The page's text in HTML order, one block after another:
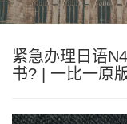
紧急办理日语
书? | 一比一原